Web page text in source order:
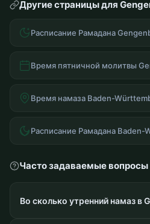
Другие страницы для
Расписание Рамадана
Время пятничной молитвы
Время намаза Baden-
Расписание Рамадана Baden-
Часто задаваемые вопросы
Во сколько утренний намаз в